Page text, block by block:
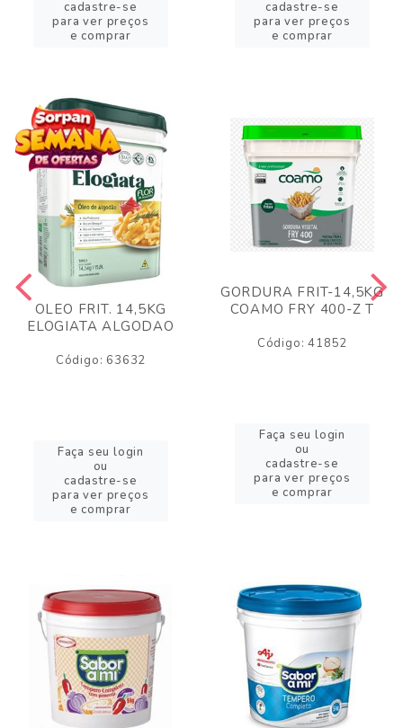
cadastre-se
para ver preços
e comprar
cadastre-se
para ver preços
e comprar
OLEO FRIT. 14,5KG
ELOGIATA ALGODAO
Código: 63632
Faça seu login
ou
cadastre-se
para ver preços
e comprar
GORDURA FRIT-14,5KG
COAMO FRY 400-Z T
Código: 41852
Faça seu login
ou
cadastre-se
para ver preços
e comprar